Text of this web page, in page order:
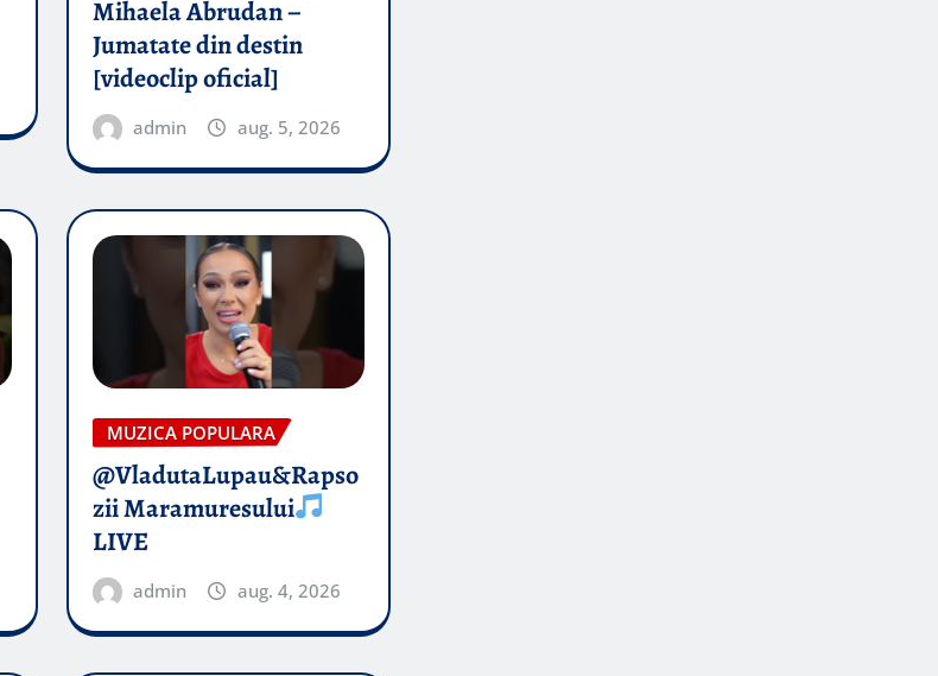
Mihaela Abrudan –
Jumatate din destin
[videoclip oficial]
admin aug. 5, 2026
MUZICA POPULARA
@VladutaLupau&Rapso
zii Maramuresului
LIVE
admin aug. 4, 2026